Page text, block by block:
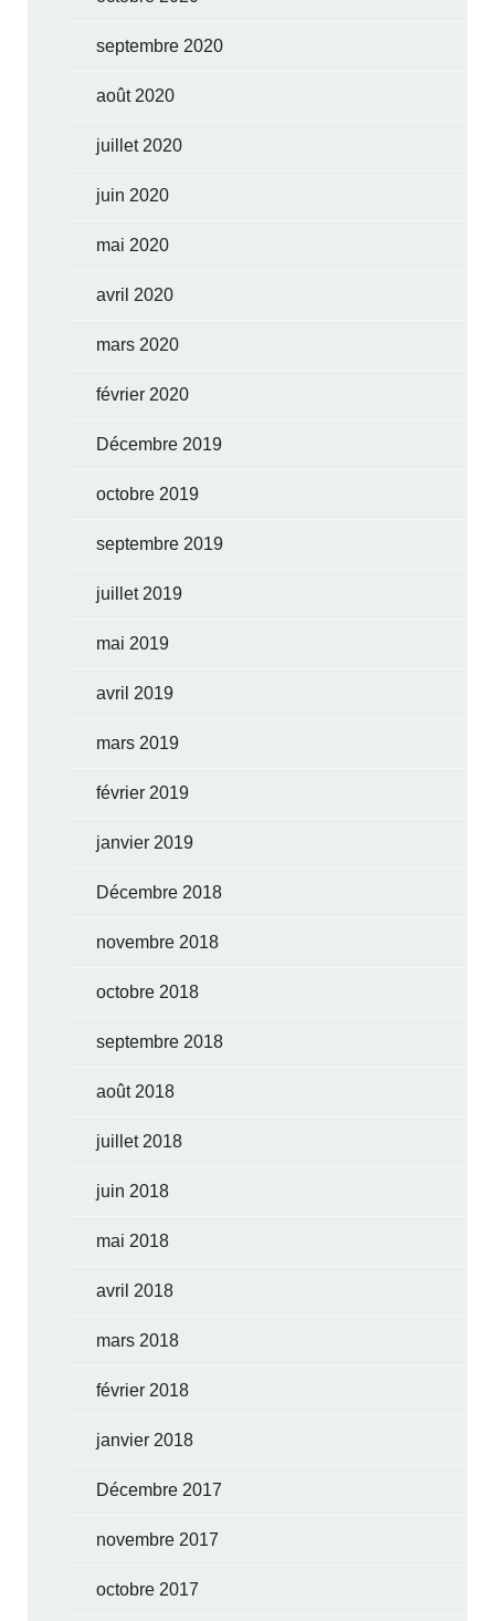
septembre 2020
août 2020
juillet 2020
juin 2020
mai 2020
avril 2020
mars 2020
février 2020
Décembre 2019
octobre 2019
septembre 2019
juillet 2019
mai 2019
avril 2019
mars 2019
février 2019
janvier 2019
Décembre 2018
novembre 2018
octobre 2018
septembre 2018
août 2018
juillet 2018
juin 2018
mai 2018
avril 2018
mars 2018
février 2018
janvier 2018
Décembre 2017
novembre 2017
octobre 2017